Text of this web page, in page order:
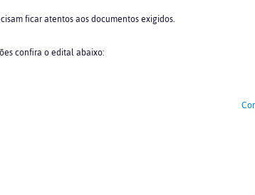
ficar atentos aos documentos exigidos.
confira o edital abaixo: